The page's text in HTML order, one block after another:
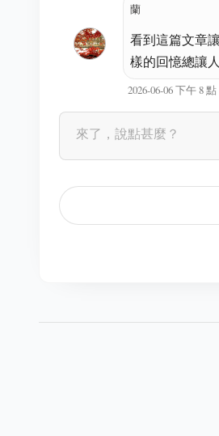
蘭
看到這篇文章
樣的回憶總讓人
2026-06-06 下午 8 點